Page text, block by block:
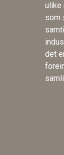
ulike
som
det